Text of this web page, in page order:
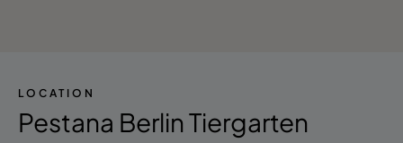
LOCATION
Pestana Berlin Tiergarten